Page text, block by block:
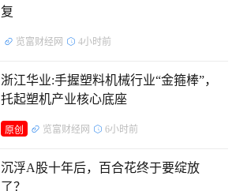
复
览富财经网 4小时前
浙江华业:手握塑料机械行业“金箍棒”，
托起塑机产业核心底座
原创 览富财经网 6小时前
沉浮A股十年后，百合花终于要绽放
了？